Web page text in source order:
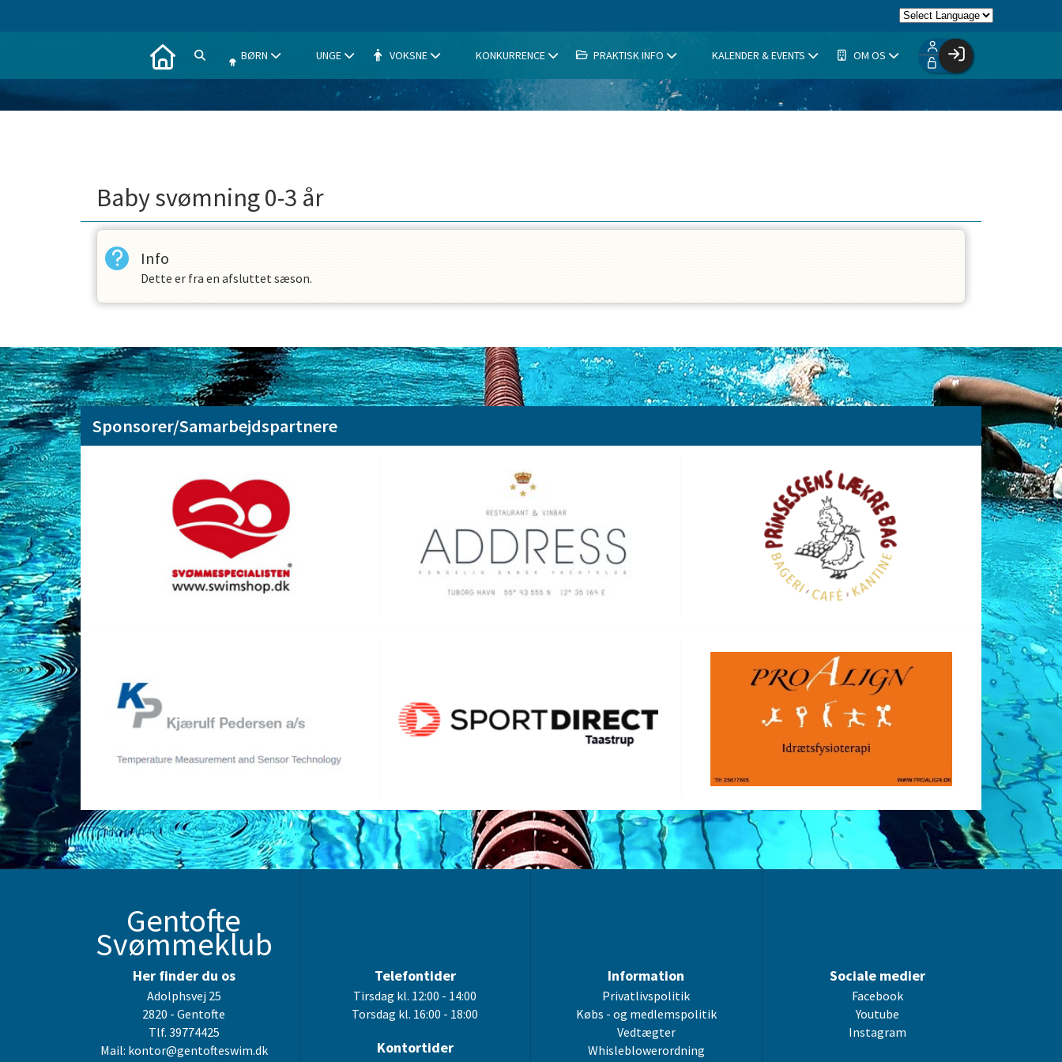
BØRN UNGE VOKSNE KONKURRENCE PRAKTISK INFO KALENDER & EVENTS OM OS
Facebook login
Baby svømning 0-3 år
Info
Dette er fra en afsluttet sæson.
Sponsorer/Samarbejdspartnere
Gentofte
Svømmeklub
Her finder du os
Adolphsvej 25
2820 - Gentofte
Tlf. 39774425
Mail: kontor@gentofteswim.dk
Telefontider
Tirsdag kl. 12:00 - 14:00
Torsdag kl. 16:00 - 18:00
Kontortider
Information
Privatlivspolitik
Købs - og medlemspolitik
Vedtægter
Whisleblowerordning
Sociale medier
Facebook
Youtube
Instagram